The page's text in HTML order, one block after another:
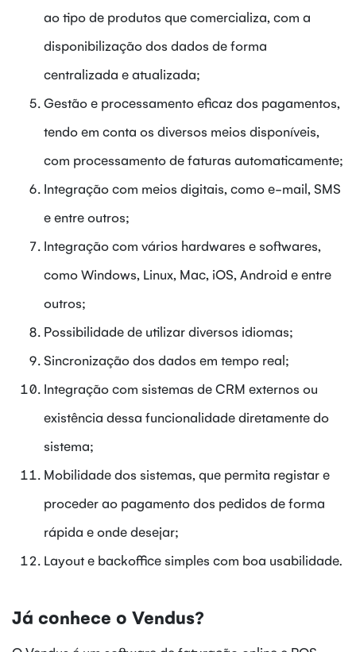
ao tipo de produtos que comercializa, com a
disponibilização dos dados de forma
centralizada e atualizada;
Gestão e processamento eficaz dos pagamentos,
tendo em conta os diversos meios disponíveis,
com processamento de faturas automaticamente;
Integração com meios digitais, como e-mail, SMS
e entre outros;
Integração com vários hardwares e softwares,
como Windows, Linux, Mac, iOS, Android e entre
outros;
Possibilidade de utilizar diversos idiomas;
Sincronização dos dados em tempo real;
Integração com sistemas de CRM externos ou
existência dessa funcionalidade diretamente do
sistema;
Mobilidade dos sistemas, que permita registar e
proceder ao pagamento dos pedidos de forma
rápida e onde desejar;
Layout e backoffice simples com boa usabilidade.
Já conhece o Vendus?